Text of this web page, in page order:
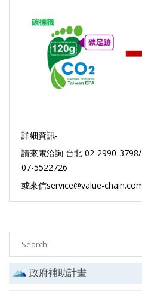
詳細資訊-
請來電洽詢 台北 02-2990-
07-5522726
或來信service@value-
政府補助計畫